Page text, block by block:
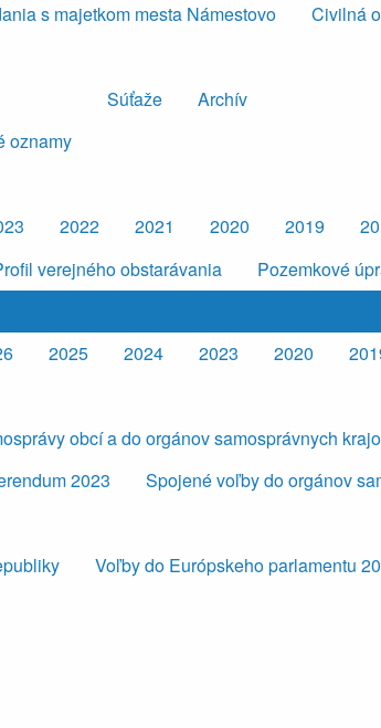
s majetkom mesta Námestovo
Civilná
oznamy
Súťaže Archív
2022 2021 2020 2019
verejného obstarávania Pozemkové
2025 2024 2023 2020
obcí a do orgánov samosprávnych
2023 Spojené voľby do orgánov
Voľby do Európskeho parlamentu